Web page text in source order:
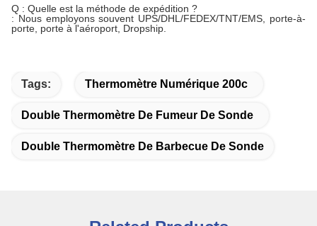
Q : Quelle est la méthode de expédition ?
: Nous employons souvent UPS/DHL/FEDEX/TNT/EMS, porte-à-
porte, porte à l'aéroport, Dropship.
Tags: Thermomètre Numérique 200c
Double Thermomètre De Fumeur De Sonde
Double Thermomètre De Barbecue De Sonde